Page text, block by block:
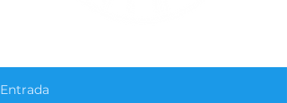
Entrada